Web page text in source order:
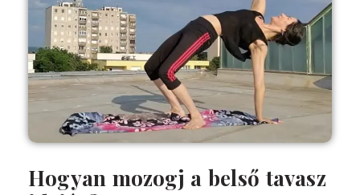
Hogyan mozogj a belső tavasz